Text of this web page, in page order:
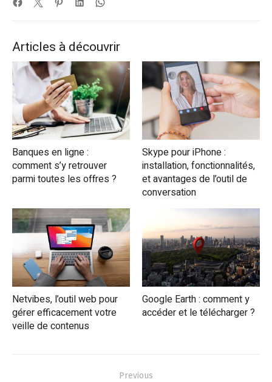
Articles à découvrir
Banques en ligne :
comment s’y retrouver
parmi toutes les offres ?
Skype pour iPhone :
installation, fonctionnalités,
et avantages de l’outil de
conversation
Netvibes, l’outil web pour
gérer efficacement votre
veille de contenus
Google Earth : comment y
accéder et le télécharger ?
Previous